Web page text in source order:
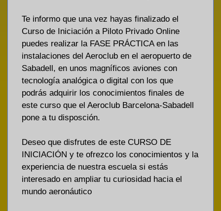
Te informo que una vez hayas finalizado el
Curso de Iniciación a Piloto Privado Online
puedes realizar la FASE PRÁCTICA en las
instalaciones del Aeroclub en el aeropuerto de
Sabadell, en unos magníficos aviones con
tecnología analógica o digital con los que
podrás adquirir los conocimientos finales de
este curso que el Aeroclub Barcelona-Sabadell
pone a tu disposción.
Deseo que disfrutes de este CURSO DE
INICIACIÓN y te ofrezco los conocimientos y la
experiencia de nuestra escuela si estás
interesado en ampliar tu curiosidad hacia el
mundo aeronáutico